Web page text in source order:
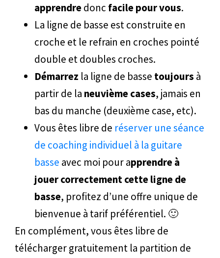
apprendredonc facile pour vous.
La ligne de basse est construite en
croche et le refrain en croches pointé
double et doubles croches.
Démarrez la ligne de basse toujours à
partir de la neuvième cases, jamais en
bas du manche (deuxième case, etc).
Vous êtes libre de réserver une séance
de coaching individuel à la guitare
basse avec moi pour apprendre à
jouer correctement cette ligne de
basse, profitez d’une offre unique de
bienvenue à tarif préférentiel. 🙂
En complément, vous êtes libre de
télécharger gratuitement la partition de